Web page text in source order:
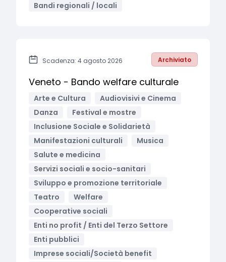
Bandi regionali / locali
Scadenza: 4 agosto 2026 Archiviato
Veneto - Bando welfare culturale
Arte e Cultura
Audiovisivi e Cinema
Danza
Festival e mostre
Inclusione Sociale e Solidarietà
Manifestazioni culturali
Musica
Salute e medicina
Servizi sociali e socio-sanitari
Sviluppo e promozione territoriale
Teatro
Welfare
Cooperative sociali
Enti no profit / Enti del Terzo Settore
Enti pubblici
Imprese sociali/Società benefit